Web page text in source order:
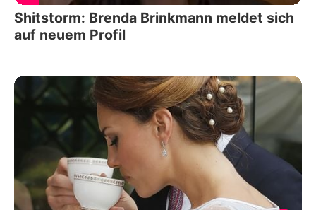
Shitstorm: Brenda Brinkmann meldet sich
auf neuem Profil